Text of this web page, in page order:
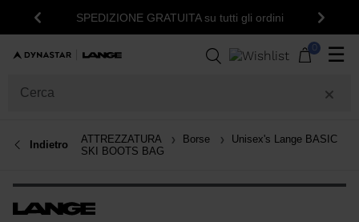
Indietro
SPEDIZIONE GRATUITA su tutti gli ordini 15% di sconto
Avanti
0 ☰
Indietro ATTREZZATURA Borse
Unisex's Lange BASIC
SKI BOOTS BAG